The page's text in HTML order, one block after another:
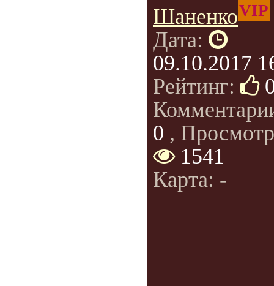
ШаненкоVIP
Дата:
09.10.2017
Рейтинг:
0 ,
1541
Карта: -